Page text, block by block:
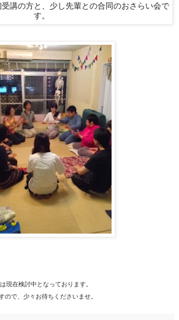
講の方と、少し先輩との合同のおさらい会で
す。
現在検討中となっております。
ので、少々お待ちくださいませ。